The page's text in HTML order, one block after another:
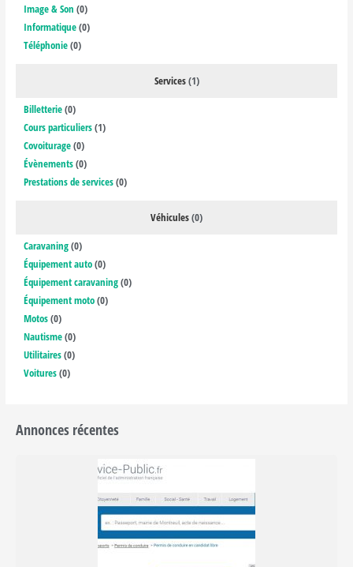
Image & Son (0)
Informatique(0)
Téléphonie(0)
Services(1)
Billetterie(0)
Cours particuliers(1)
Covoiturage(0)
Évènements(0)
Prestations de services(0)
Véhicules(0)
Caravaning(0)
Équipement auto(0)
Équipement caravaning(0)
Équipement moto(0)
Motos(0)
Nautisme(0)
Utilitaires(0)
Voitures(0)
Annonces récentes